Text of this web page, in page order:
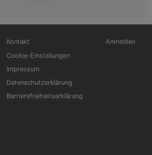
Fußbereichsmenü
Kontakt
Cookie-Einstellungen
Impressum
Datenschutzerklärung
Barrierefreiheitserklärung
Anmelden